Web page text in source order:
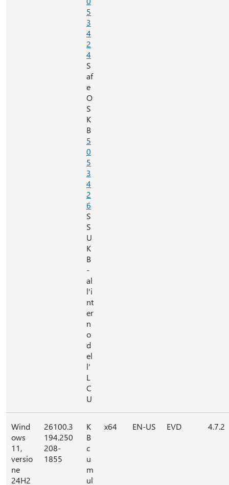
5
3
4
2
4
S
af
e
O
S
K
B
5
0
5
3
4
2
6
S
S
U
K
B
-
al
l'i
nt
er
n
o
d
el
l'
L
C
U
Wind
ows
11,
versio
ne
24H2
26100.3
194.250
208-
1855
K
B
c
u
m
ul
x64 EN-US EVD 4.7.2